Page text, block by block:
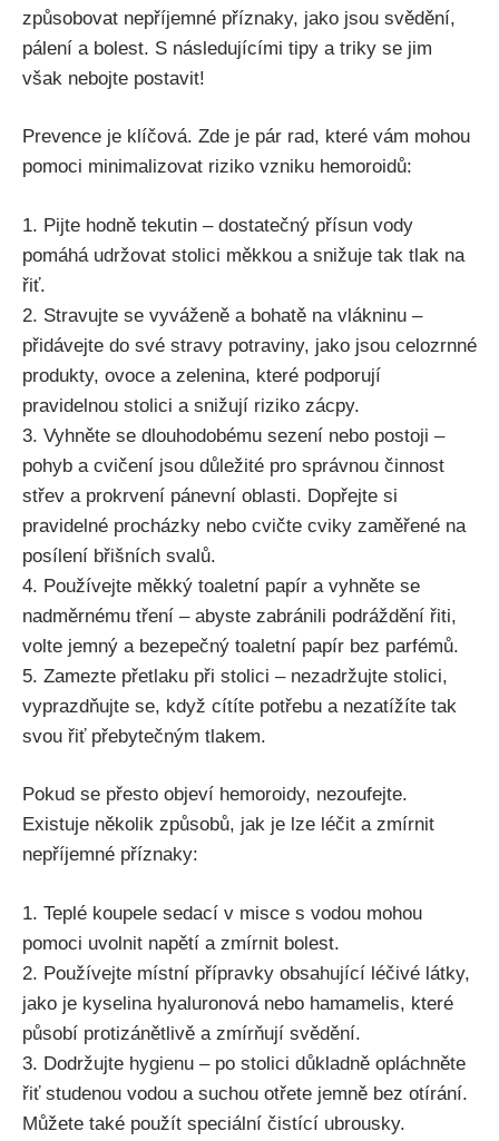
‌způsobovat ⁢nepříjemné příznaky, jako jsou svědění,
pálení ‌a bolest. S následujícími tipy a‌ triky se⁣ jim
však nebojte postavit!
Prevence je klíčová. ⁣Zde je pár rad, které vám ​mohou
pomoci minimalizovat riziko vzniku hemoroidů:
1. Pijte hodně tekutin – dostatečný přísun vody
pomáhá udržovat stolici měkkou a snižuje​ tak⁣ tlak na
řiť.
2. Stravujte ⁢se vyváženě a bohatě na vlákninu –
přidávejte do ⁢své stravy‌ potraviny,​ jako jsou ​celozrnné
produkty, ovoce a zelenina, které podporují
pravidelnou stolici a snižují riziko zácpy.
3. Vyhněte se dlouhodobému sezení nebo postoji –
pohyb ⁣a cvičení⁢ jsou důležité⁢ pro správnou činnost⁤
střev a prokrvení pánevní ⁣oblasti. Dopřejte si
pravidelné procházky nebo⁤ cvičte cviky zaměřené na
posílení břišních svalů.
4. ‌Používejte měkký toaletní papír a vyhněte se
nadměrnému‍ tření – ⁢abyste zabránili podráždění řiti,
volte jemný⁤ a​ bezepečný toaletní papír bez parfémů.
5. Zamezte přetlaku při stolici – nezadržujte‌ stolici,
vyprazdňujte se, když cítíte potřebu a nezatížíte tak
svou‍ řiť přebytečným tlakem.
Pokud se ⁣přesto ⁤objeví hemoroidy, nezoufejte.
Existuje několik způsobů, jak je lze léčit a zmírnit
nepříjemné příznaky:
1. ⁣Teplé​ koupele sedací ⁣v misce s vodou mohou
pomoci ​uvolnit napětí a zmírnit bolest.
2. Používejte⁤ místní přípravky⁢ obsahující léčivé látky,
⁣jako je ‌kyselina hyaluronová ​nebo hamamelis, které⁢
působí ⁣protizánětlivě a zmírňují svědění.
3. Dodržujte hygienu – po stolici důkladně opláchněte
řiť studenou vodou a suchou otřete ​jemně bez otírání.
Můžete také použít speciální ⁤čistící ubrousky.